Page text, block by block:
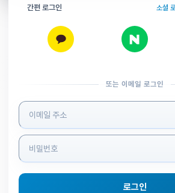
간편 로그인 소셜
또는 이메일 로그인
로그인 정보 입력
로그인